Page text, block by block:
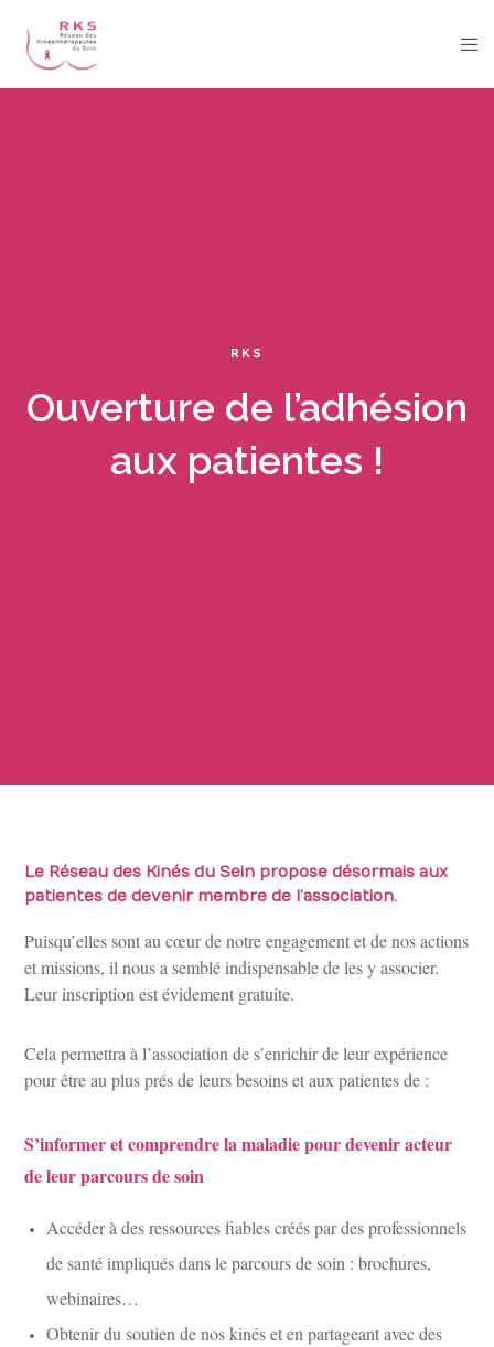
RKS
Ouverture de l’adhésion
aux patientes !
Le Réseau des Kinés du Sein propose désormais aux
patientes de devenir membre de l’association.
Puisqu’elles sont au cœur de notre engagement et de nos actions
et missions, il nous a semblé indispensable de les y associer.
Leur inscription est évidement gratuite.
Cela permettra à l’association de s’enrichir de leur expérience
pour être au plus prés de leurs besoins et aux patientes de :
S’informer et comprendre la maladie pour devenir acteur
de leur parcours de soin
Accéder à des ressources fiables créés par des professionnels
de santé impliqués dans le parcours de soin : brochures,
webinaires…
Obtenir du soutien de nos kinés et en partageant avec des